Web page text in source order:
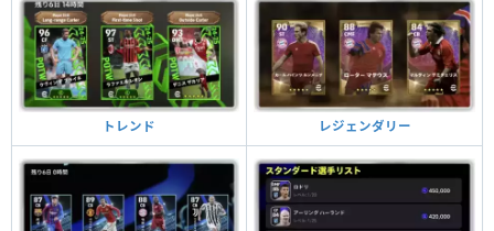
トレンド レジェンダリー